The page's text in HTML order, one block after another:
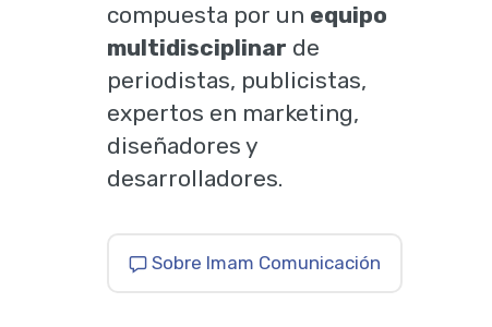
compuesta por un equipo
multidisciplinar de
periodistas, publicistas,
expertos en marketing,
diseñadores y
desarrolladores.
Sobre Imam Comunicación